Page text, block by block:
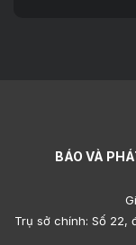
BÁO VÀ
Trụ sở chính: Số 22,